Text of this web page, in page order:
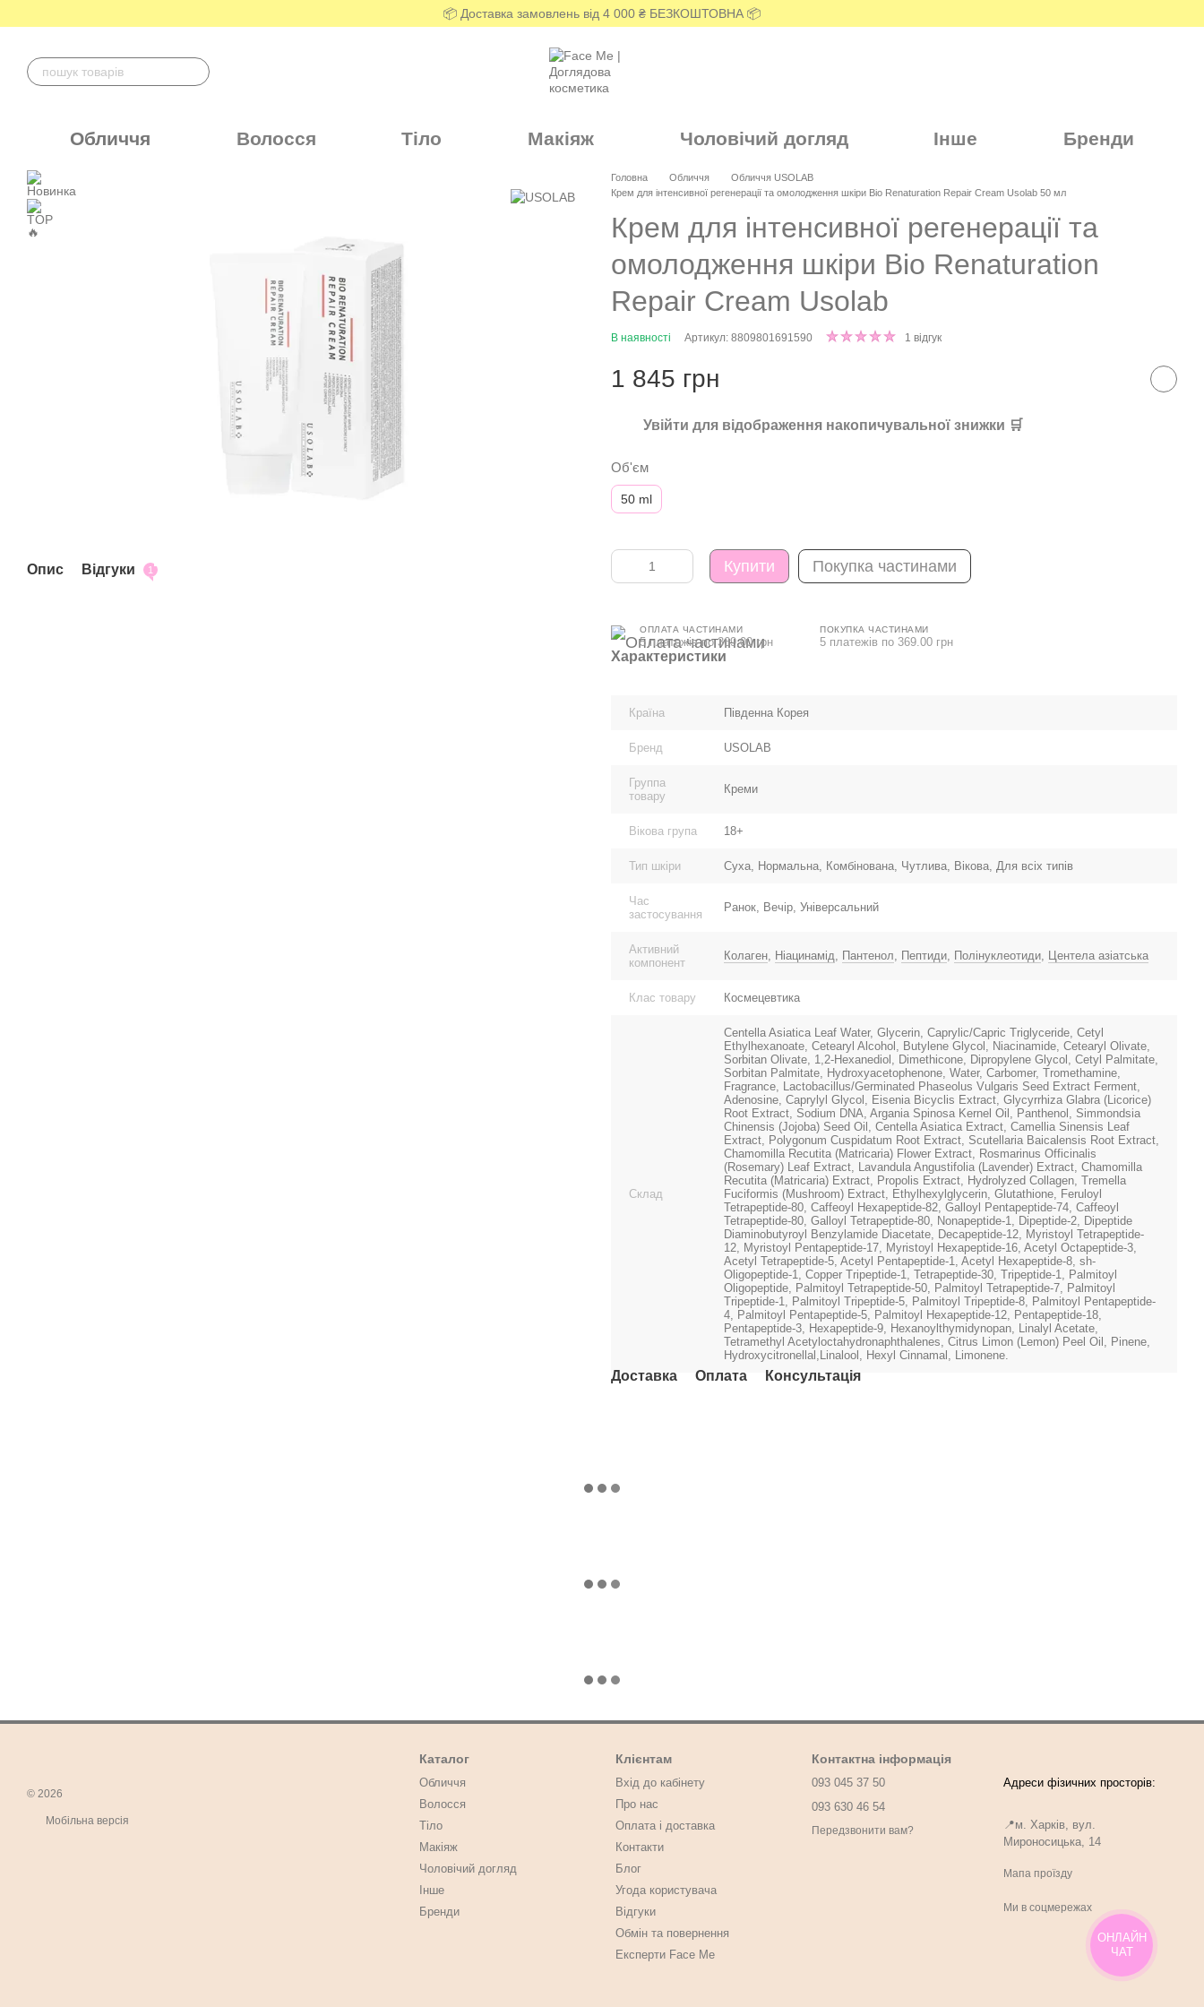
📦 Доставка замовлень від 4 000 ₴ БЕЗКОШТОВНА 📦
Обличчя Волосся Тіло Макіяж Чоловічий догляд Інше Бренди
Опис Відгуки 1
Головна Обличчя
Обличчя USOLAB
Крем для інтенсивної регенерації та омолодження шкіри Bio Renaturation Repair Cream Usolab 50 мл
Крем для інтенсивної регенерації та
омолодження шкіри Bio Renaturation
Repair Cream Usolab
В наявності Артикул: 8809801691590 1 відгук
1 845 грн
Увійти для відображення накопичувальної знижки 🛒
Об'єм
50 ml
Купити Покупка частинами
ОПЛАТА ЧАСТИНАМИ
5 платежів по 369.00 грн
ПОКУПКА ЧАСТИНАМИ
5 платежів по 369.00 грн
Характеристики
Країна Південна Корея
Бренд USOLAB
Группа
товару
Креми
Вікова група 18+
Тип шкіри Суха, Нормальна, Комбінована, Чутлива, Вікова, Для всіх типів
Час
застосування
Ранок, Вечір, Універсальний
Активний
компонент
Колаген, Ніацинамід, Пантенол, Пептиди, Полінуклеотиди, Центела азіатська
Клас товару Космецевтика
Склад
Centella Asiatica Leaf Water, Glycerin, Caprylic/Capric Triglyceride, Cetyl
Ethylhexanoate, Cetearyl Alcohol, Butylene Glycol, Niacinamide, Cetearyl Olivate,
Sorbitan Olivate, 1,2-Hexanediol, Dimethicone, Dipropylene Glycol, Cetyl Palmitate,
Sorbitan Palmitate, Hydroxyacetophenone, Water, Carbomer, Tromethamine,
Fragrance, Lactobacillus/Germinated Phaseolus Vulgaris Seed Extract Ferment,
Adenosine, Caprylyl Glycol, Eisenia Bicyclis Extract, Glycyrrhiza Glabra (Licorice)
Root Extract, Sodium DNA, Argania Spinosa Kernel Oil, Panthenol, Simmondsia
Chinensis (Jojoba) Seed Oil, Centella Asiatica Extract, Camellia Sinensis Leaf
Extract, Polygonum Cuspidatum Root Extract, Scutellaria Baicalensis Root Extract,
Chamomilla Recutita (Matricaria) Flower Extract, Rosmarinus Officinalis
(Rosemary) Leaf Extract, Lavandula Angustifolia (Lavender) Extract, Chamomilla
Recutita (Matricaria) Extract, Propolis Extract, Hydrolyzed Collagen, Tremella
Fuciformis (Mushroom) Extract, Ethylhexylglycerin, Glutathione, Feruloyl
Tetrapeptide-80, Caffeoyl Hexapeptide-82, Galloyl Pentapeptide-74, Caffeoyl
Tetrapeptide-80, Galloyl Tetrapeptide-80, Nonapeptide-1, Dipeptide-2, Dipeptide
Diaminobutyroyl Benzylamide Diacetate, Decapeptide-12, Myristoyl Tetrapeptide-
12, Myristoyl Pentapeptide-17, Myristoyl Hexapeptide-16, Acetyl Octapeptide-3,
Acetyl Tetrapeptide-5, Acetyl Pentapeptide-1, Acetyl Hexapeptide-8, sh-
Oligopeptide-1, Copper Tripeptide-1, Tetrapeptide-30, Tripeptide-1, Palmitoyl
Oligopeptide, Palmitoyl Tetrapeptide-50, Palmitoyl Tetrapeptide-7, Palmitoyl
Tripeptide-1, Palmitoyl Tripeptide-5, Palmitoyl Tripeptide-8, Palmitoyl Pentapeptide-
4, Palmitoyl Pentapeptide-5, Palmitoyl Hexapeptide-12, Pentapeptide-18,
Pentapeptide-3, Hexapeptide-9, Hexanoylthymidynopan, Linalyl Acetate,
Tetramethyl Acetyloctahydronaphthalenes, Citrus Limon (Lemon) Peel Oil, Pinene,
Hydroxycitronellal,Linalool, Hexyl Cinnamal, Limonene.
Доставка Оплата Консультація
© 2026
Мобільна версія
Каталог
Обличчя
Волосся
Тіло
Макіяж
Чоловічий догляд
Інше
Бренди
Клієнтам
Вхід до кабінету
Про нас
Оплата і доставка
Контакти
Блог
Угода користувача
Відгуки
Обмін та повернення
Експерти Face Me
Контактна інформація
093 045 37 50
093 630 46 54
Передзвонити вам?
📍м. Харків, вул.
Мироносицька, 14
Мапа проїзду
Ми в соцмережах
ОНЛАЙН
ЧАТ